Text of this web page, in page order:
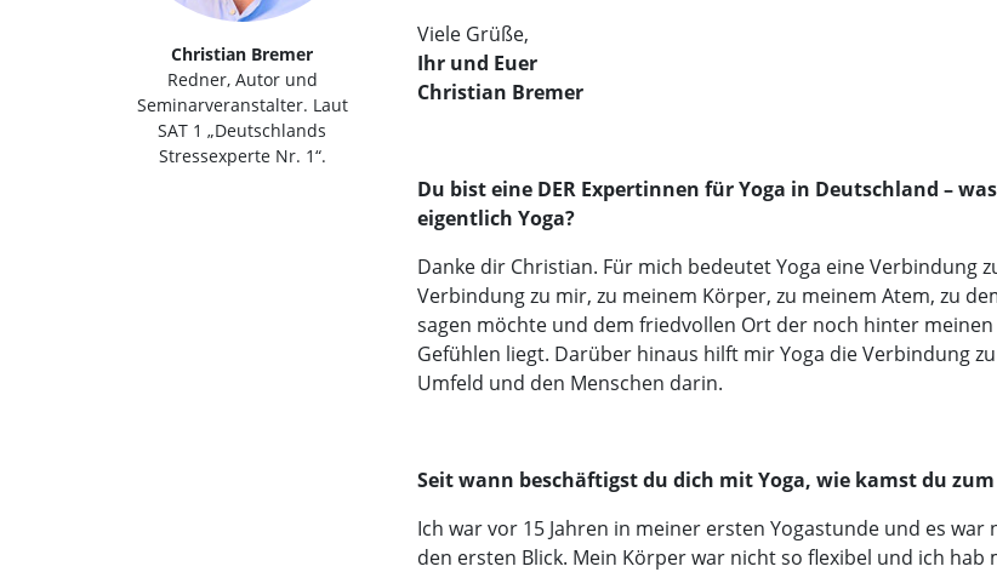
Christian Bremer
Redner, Autor und
Seminarveranstalter. Laut
SAT 1 „Deutschlands
Stressexperte Nr. 1“.
Viele Grüße,
Ihr und Euer
Christian Bremer
Du bist eine DER Expertinnen für Yoga in Deutschland –
eigentlich Yoga?
Danke dir Christian. Für mich bedeutet Yoga eine Verbindung
Verbindung zu mir, zu meinem Körper, zu meinem Atem, zu
sagen möchte und dem friedvollen Ort der noch hinter
Gefühlen liegt. Darüber hinaus hilft mir Yoga die Verbindung
Umfeld und den Menschen darin.
Seit wann beschäftigst du dich mit Yoga, wie kamst du zum
Ich war vor 15 Jahren in meiner ersten Yogastunde und es war
den ersten Blick. Mein Körper war nicht so flexibel und ich hab